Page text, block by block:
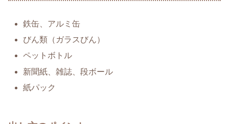
鉄缶、アルミ缶
びん類（ガラスびん）
ペットボトル
新聞紙、雑誌、段ボール
紙パック